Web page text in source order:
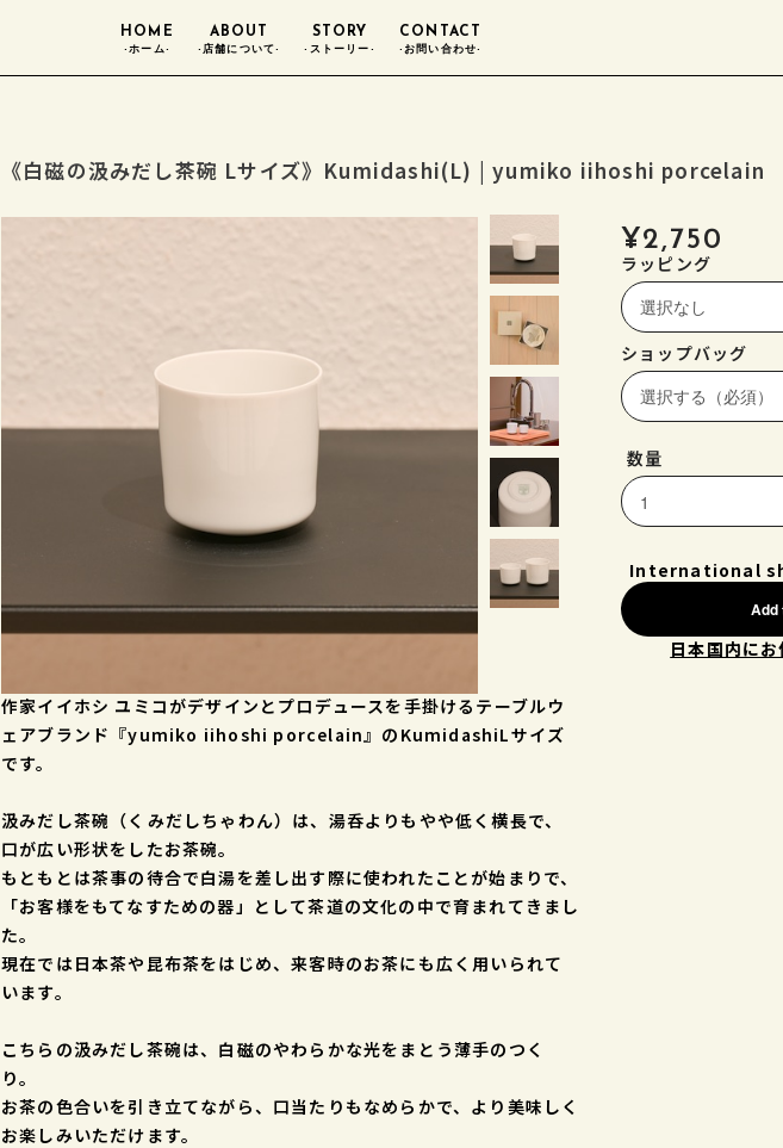
HOME
-ホーム-
ABOUT
-店舗について-
STORY
-ストーリー-
CONTACT
-お問い合わせ-
《白磁の汲みだし茶碗 Lサイズ》Kumidashi(L) | yumiko iihoshi porcelain
¥2,750
ラッピング
ショップバッグ
数量
International
Add
日本国内に
作家イイホシ ユミコがデザインとプロデュースを手掛けるテーブルウ
ェアブランド『yumiko iihoshi porcelain』のKumidashiLサイズ
です。
汲みだし茶碗（くみだしちゃわん）は、湯呑よりもやや低く横長で、
口が広い形状をしたお茶碗。
もともとは茶事の待合で白湯を差し出す際に使われたことが始まりで、
「お客様をもてなすための器」として茶道の文化の中で育まれてきまし
た。
現在では日本茶や昆布茶をはじめ、来客時のお茶にも広く用いられて
います。
こちらの汲みだし茶碗は、白磁のやわらかな光をまとう薄手のつく
り。
お茶の色合いを引き立てながら、口当たりもなめらかで、より美味しく
お楽しみいただけます。